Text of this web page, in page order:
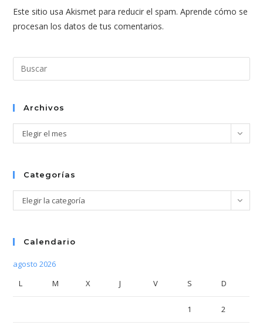
comentar
web
(opcional)
Este sitio usa Akismet para reducir el spam.Aprende cómo se
procesan los datos de tus comentarios.
el
Archivos
Archivos
Elegir el mes
Categorías
Categorías
Elegir la categoría
Calendario
agosto 2026
L
M X J V S D
1 2